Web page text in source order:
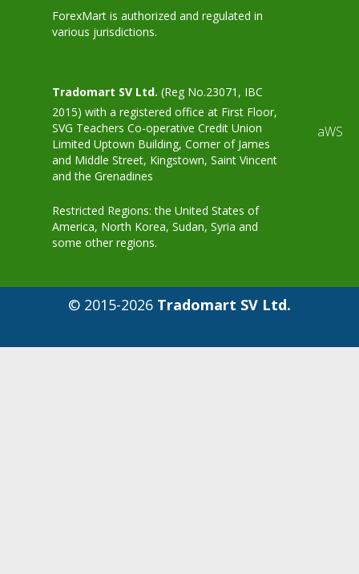
ForexMart is authorized and regulated in
various jurisdictions.
Tradomart SV Ltd. (Reg No.23071, IBC
2015) with a registered office at First Floor,
SVG Teachers Co-operative Credit Union
Limited Uptown Building, Corner of James
and Middle Street, Kingstown, Saint Vincent
and the Grenadines
Restricted Regions: the United States of
America, North Korea, Sudan, Syria and
some other regions.
aWS
© 2015-2026 Tradomart SV Ltd.